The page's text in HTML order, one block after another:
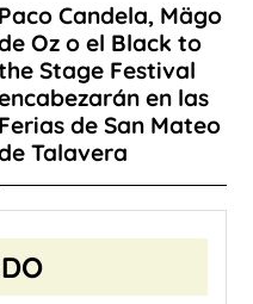
Paco Candela, Mägo
Oz o el Black to
Stage Festival
en las
Ferias de San Mateo
Talavera